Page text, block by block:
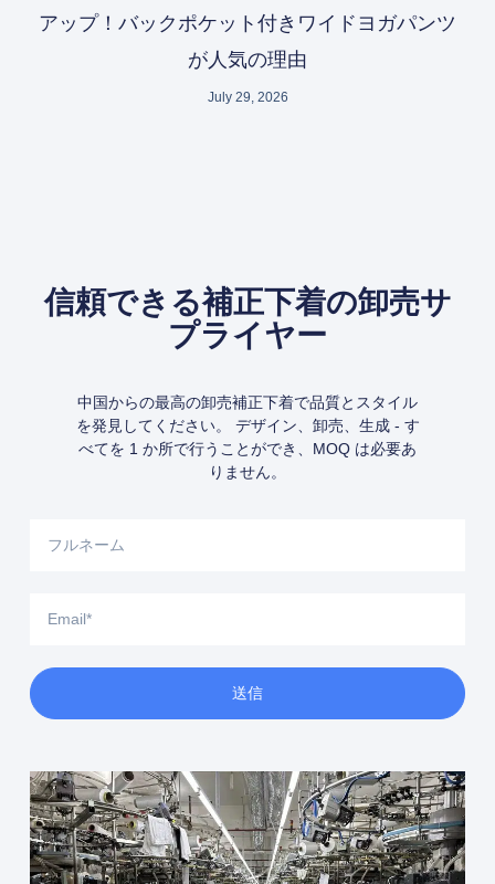
アップ！バックポケット付きワイドヨガパンツ
が人気の理由
July 29, 2026
信頼できる補正下着の卸売サ
プライヤー
中国からの最高の卸売補正下着で品質とスタイル
を発見してください。 デザイン、卸売、生成 - す
べてを 1 か所で行うことができ、MOQ は必要あ
りません。
送信